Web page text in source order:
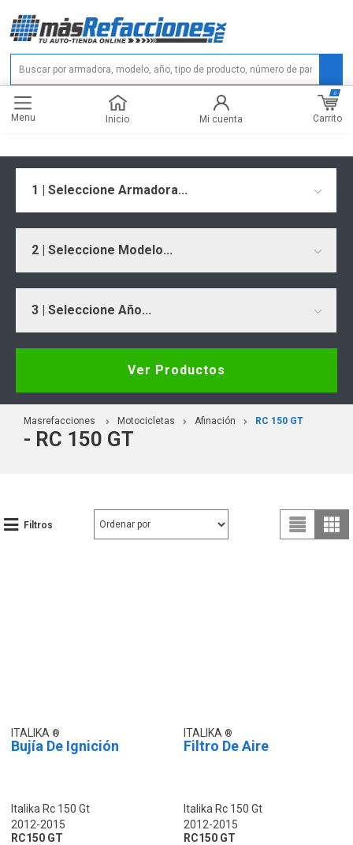
Menu Inicio Mi cuenta Carrito
0
1 | Seleccione Armadora...
2 | Seleccione Modelo...
3 | Seleccione Año...
Ver Productos
Masrefacciones Motocicletas Afinación RC 150 GT
- RC 150 GT
Filtros
ITALIKA
Bujía De Ignición
Italika Rc 150 Gt
2012-2015
RC150 GT
ITALIKA
Filtro De Aire
Italika Rc 150 Gt
2012-2015
RC150 GT